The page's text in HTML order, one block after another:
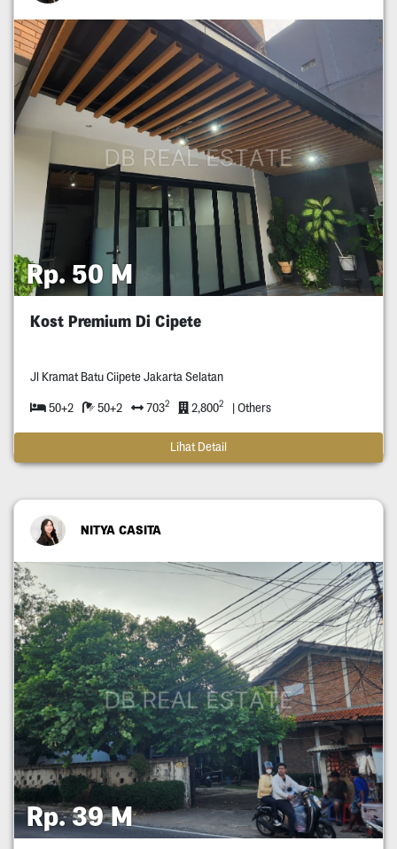
Rp. 50 M
Kost Premium Di Cipete
Jl Kramat Batu Ciipete Jakarta Selatan
50+2 50+2 7032 2,8002 | Others
Lihat Detail
NITYA CASITA
Rp. 39 M